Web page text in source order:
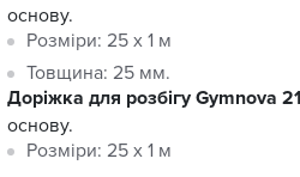
основу.
Розміри: 25 x 1 м
Товщина: 25 мм.
Доріжка для розбігу Gymnova
основу.
Розміри: 25 x 1 м